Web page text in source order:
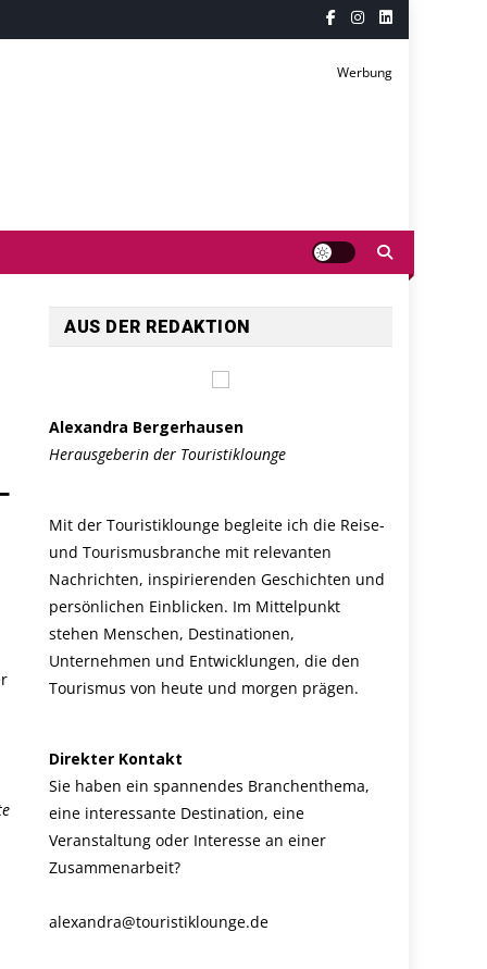
Werbung
AUS DER REDAKTION
Alexandra Bergerhausen
Herausgeberin der Touristiklounge
Mit der Touristiklounge begleite ich die Reise-
und Tourismusbranche mit relevanten
Nachrichten, inspirierenden Geschichten und
persönlichen Einblicken. Im Mittelpunkt
stehen Menschen, Destinationen,
Unternehmen und Entwicklungen, die den
Tourismus von heute und morgen prägen.
Direkter Kontakt
Sie haben ein spannendes Branchenthema,
eine interessante Destination, eine
Veranstaltung oder Interesse an einer
Zusammenarbeit?
alexandra@touristiklounge.de